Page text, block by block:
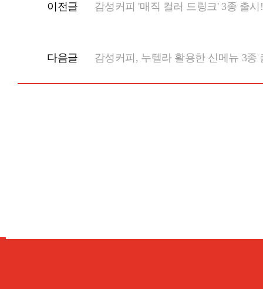
이전글 감성커피 '매직 컬러 드링크' 3종 출시!
다음글 감성커피, 누텔라 활용한 신메뉴 3종